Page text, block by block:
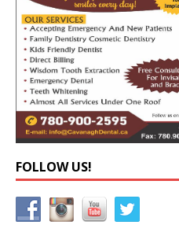
FOLLOW US!